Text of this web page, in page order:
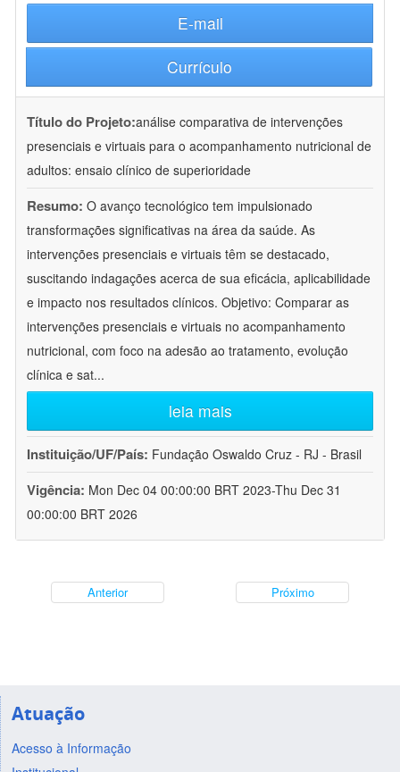
E-mail
Currículo
Título do Projeto:análise comparativa de intervenções
presenciais e virtuais para o acompanhamento nutricional de
adultos: ensaio clínico de superioridade
Resumo: O avanço tecnológico tem impulsionado
transformações significativas na área da saúde. As
intervenções presenciais e virtuais têm se destacado,
suscitando indagações acerca de sua eficácia, aplicabilidade
e impacto nos resultados clínicos. Objetivo: Comparar as
intervenções presenciais e virtuais no acompanhamento
nutricional, com foco na adesão ao tratamento, evolução
clínica e sat...
leia mais
Instituição/UF/País: Fundação Oswaldo Cruz - RJ - Brasil
Vigência: Mon Dec 04 00:00:00 BRT 2023-Thu Dec 31
00:00:00 BRT 2026
Anterior Próximo
Atuação
Acesso à Informação